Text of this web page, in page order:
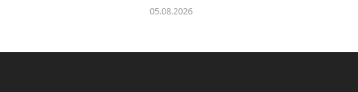
05.08.2026